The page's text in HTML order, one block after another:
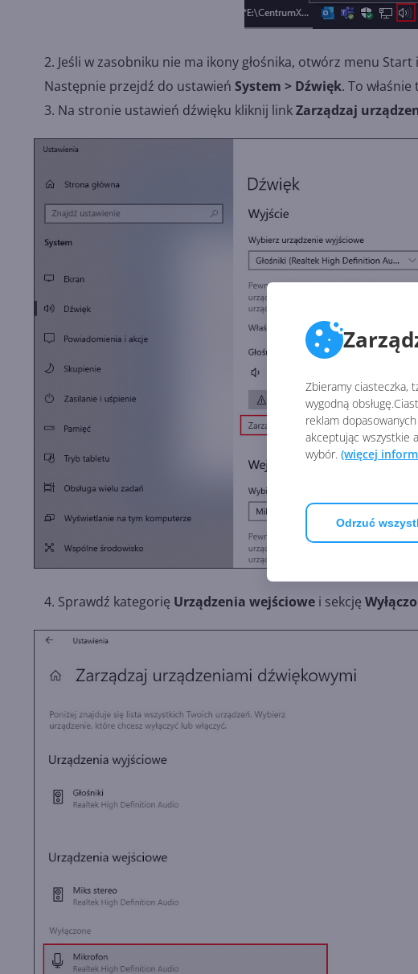
Zbieramy ciasteczka,
wygodną
reklam
akceptując wszystkie
wybór. (więcej
Odrzuć
Jeśli w zasobniku nie ma ikony głośnika, otwórz menu
Następnie przejdź do ustawień System > Dźwięk. To
Na stronie ustawień dźwięku kliknij linkZarządzaj
Sprawdź kategorię Urządzenia wejściowe i sekcję